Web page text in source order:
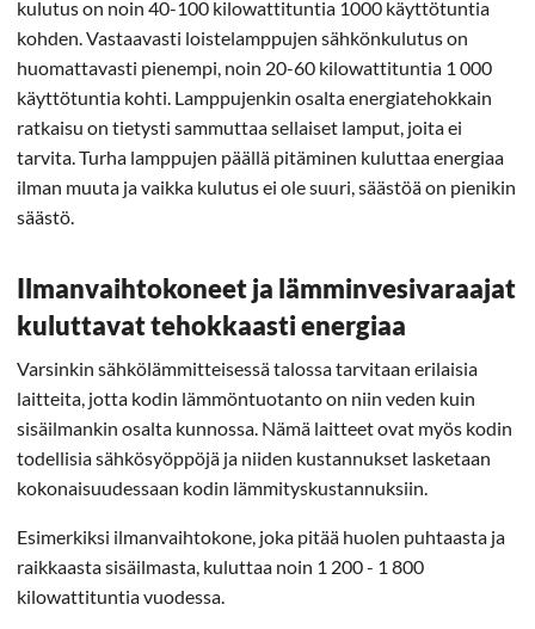
kulutus on noin 40-100 kilowattituntia 1000 käyttötuntia
kohden. Vastaavasti loistelamppujen sähkönkulutus on
huomattavasti pienempi, noin 20-60 kilowattituntia 1 000
käyttötuntia kohti. Lamppujenkin osalta energiatehokkain
ratkaisu on tietysti sammuttaa sellaiset lamput, joita ei
tarvita. Turha lamppujen päällä pitäminen kuluttaa energiaa
ilman muuta ja vaikka kulutus ei ole suuri, säästöä on pienikin
säästö.
Ilmanvaihtokoneet ja lämminvesivaraajat
kuluttavat tehokkaasti energiaa
Varsinkin sähkölämmitteisessä talossa tarvitaan erilaisia
laitteita, jotta kodin lämmöntuotanto on niin veden kuin
sisäilmankin osalta kunnossa. Nämä laitteet ovat myös kodin
todellisia sähkösyöppöjä ja niiden kustannukset lasketaan
kokonaisuudessaan kodin lämmityskustannuksiin.
Esimerkiksi ilmanvaihtokone, joka pitää huolen puhtaasta ja
raikkaasta sisäilmasta, kuluttaa noin 1 200 - 1 800
kilowattituntia vuodessa.